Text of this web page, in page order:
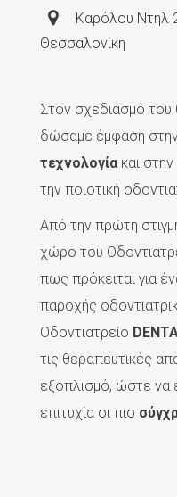
Καρόλου Ντηλ
Θεσσαλονίκη
Στον σχεδιασμό του
δώσαμε έμφαση
τεχνολογίακαι στην
την ποιοτική
Από την πρώτη
χώρο του
πως πρόκειται για
παροχής
Οδοντιατρείο
τις θεραπευτικές
εξοπλισμό, ώστε να
επιτυχία οι πιο